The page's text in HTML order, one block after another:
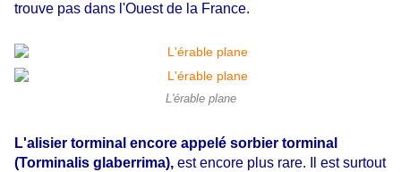
trouve pas dans l'Ouest de la France.
L'érable plane
L'alisier torminal encore appelé sorbier torminal
(Torminalis glaberrima), est encore plus rare. Il est surtout